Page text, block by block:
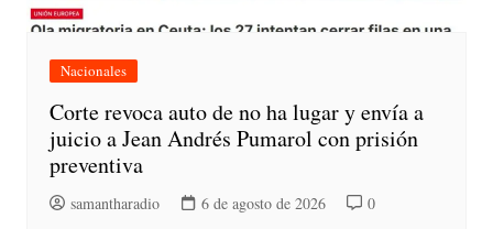
Nacionales
Corte revoca auto de no ha lugar y envía a
juicio a Jean Andrés Pumarol con prisión
preventiva
samantharadio 6 de agosto de 2026 0